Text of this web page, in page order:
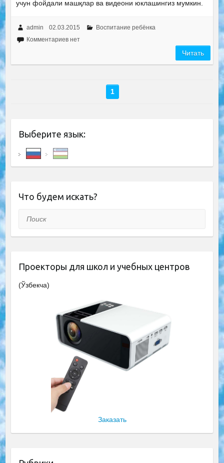
учун фойдали машқлар ва видеони юклашингиз мумкин.
admin 02.03.2015
Воспитание ребёнка
Комментариев нет
Читать
1
Выберите язык:
Что будем искать?
Поиск
Проекторы для школ и учебных центров
(Ўзбекча)
Заказать